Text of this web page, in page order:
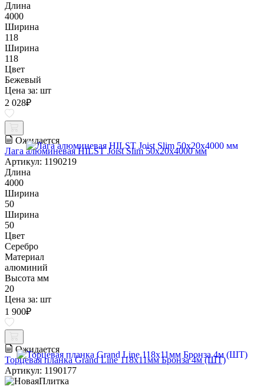
Длина
4000
Ширина
118
Ширина
118
Цвет
Бежевый
Цена за: шт
2 028₽
Ожидается
Лага алюминевая HILST Joist Slim 50х20х4000 мм
Артикул: 1190219
Длина
4000
Ширина
50
Ширина
50
Цвет
Серебро
Материал
алюминий
Высота мм
20
Цена за: шт
1 900₽
Ожидается
Торцевая планка Grand Line 118х11мм Бронза 4м (ШТ)
Артикул: 1190177